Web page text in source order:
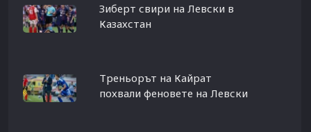
Зиберт свири на Левски в
Казахстан
Треньорът на Кайрат
похвали феновете на Левски